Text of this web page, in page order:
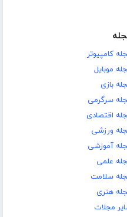
کامپیوتر
موبایل
بازی
سرگرمی
اقتصادی
ورزشی
آموزشی
علمی
سلامت
هنری
مجلات